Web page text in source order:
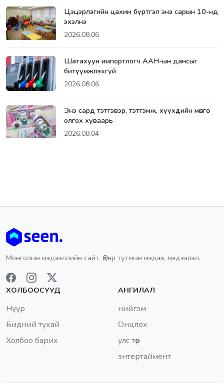
Цэцэрлэгийн цахим бүртгэл энэ сарын 10-нд
эхэлнэ
2026.08.06
Шатахуун импортлогч ААН-ын дансыг
битүүмжлэхгүй
2026.08.06
Энэ сард тэтгэвэр, тэтгэмж, хүүхдийн мөнгө
олгох хуваарь
2026.08.04
Монголын мэдээллийн сайт. Өдөр тутмын мэдээ, мэдээлэл.
ХОЛБООСУУД
Нүүр
Бидний тухай
Холбоо барих
АНГИЛАЛ
нийгэм
Онцлох
улс төр
энтертаймент